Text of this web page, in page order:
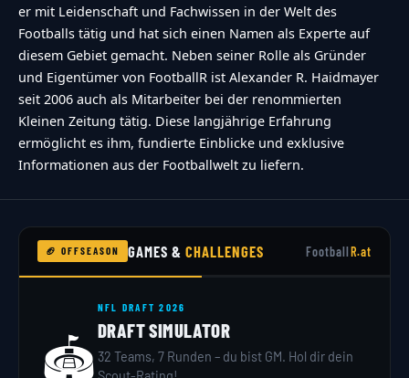
{"captcha":{"accessibility-alt":"Sound
icon","accessibility-title":"Accessibility option:
listen to a question and answer
it!","accessibility-description":"Type below the
[STRONG]answer[\/STRONG] to what you hear.
Numbers or words:","explanation":"Click or
touch the
[STRONG]ANSWER[\/STRONG]","refresh-
title":"Refresh\/reload: get new images and
accessibility option!"},"buttons":
{"anonymous":"Anonym
er mit Leidenschaft und Fachwissen in der Welt des
Footballs tätig und hat sich einen Namen als Experte auf
diesem Gebiet gemacht. Neben seiner Rolle als Gründer
und Eigentümer von FootballR ist Alexander R. Haidmayer
seit 2006 auch als Mitarbeiter bei der renommierten
Kleinen Zeitung tätig. Diese langjährige Erfahrung
ermöglicht es ihm, fundierte Einblicke und exklusive
Informationen aus der Footballwelt zu liefern.
🏈 OFFSEASON GAMES &CHALLENGES FootballR.at
🏟️
NFL DRAFT 2026
DRAFT SIMULATOR
32 Teams, 7 Runden – du bist GM. Hol dir dein